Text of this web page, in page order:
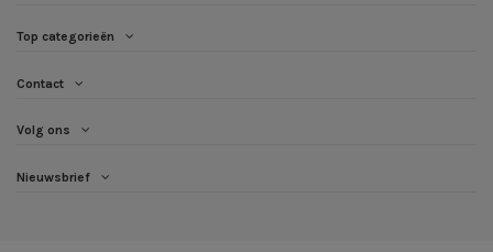
Top categorieën
Contact
Volg ons
Nieuwsbrief